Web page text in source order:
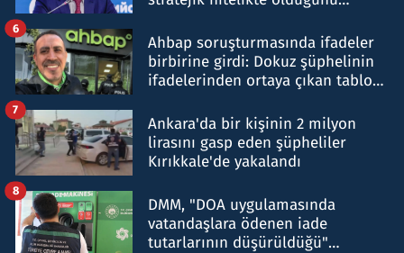
Ahbap soruşturmasında ifadeler
birbirine girdi: Dokuz şüphelinin
ifadelerinden ortaya çıkan tablo
6
Ankara'da bir kişinin 2 milyon
lirasını gasp eden şüpheliler
Kırıkkale'de yakalandı
7
DMM, "DOA uygulamasında
vatandaşlara ödenen iade
tutarlarının düşürüldüğü"
8